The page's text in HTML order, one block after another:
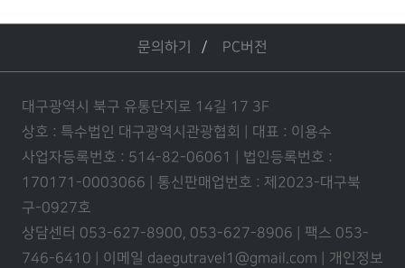
문의하기 PC버전
대구광역시 북구 유통단지로 14길 17 3F
상호 : 특수법인 대구광역시관광협회 | 대표 : 이용수
사업자등록번호 : 514-82-06061 | 법인등록번호 :
170171-0003066 | 통신판매업번호 : 제2023-대구북
구-0927호
상담센터 053-627-8900, 053-627-8906 | 팩스 053-
746-6410 | 이메일 daegutravel1@gmail.com | 개인정보